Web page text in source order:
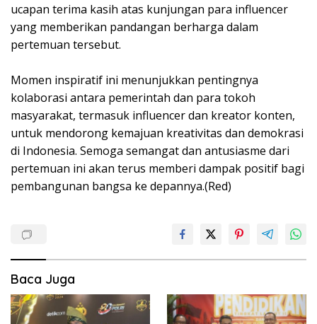
ucapan terima kasih atas kunjungan para influencer
yang memberikan pandangan berharga dalam
pertemuan tersebut.
Momen inspiratif ini menunjukkan pentingnya
kolaborasi antara pemerintah dan para tokoh
masyarakat, termasuk influencer dan kreator konten,
untuk mendorong kemajuan kreativitas dan demokrasi
di Indonesia. Semoga semangat dan antusiasme dari
pertemuan ini akan terus memberi dampak positif bagi
pembangunan bangsa ke depannya.(Red)
Baca Juga